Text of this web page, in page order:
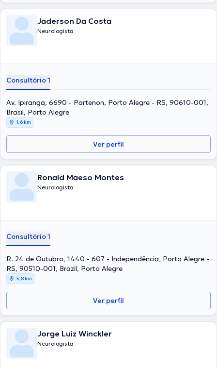
Jaderson Da Costa
Neurologista
Consultório 1
Av. Ipiranga, 6690 - Partenon, Porto Alegre - RS, 90610-001,
Brasil, Porto Alegre
1,6 km
Ver perfil
Ronald Maeso Montes
Neurologista
Consultório 1
R. 24 de Outubro, 1440 - 607 - Independência, Porto Alegre -
RS, 90510-001, Brazil, Porto Alegre
5,8 km
Ver perfil
Jorge Luiz Winckler
Neurologista